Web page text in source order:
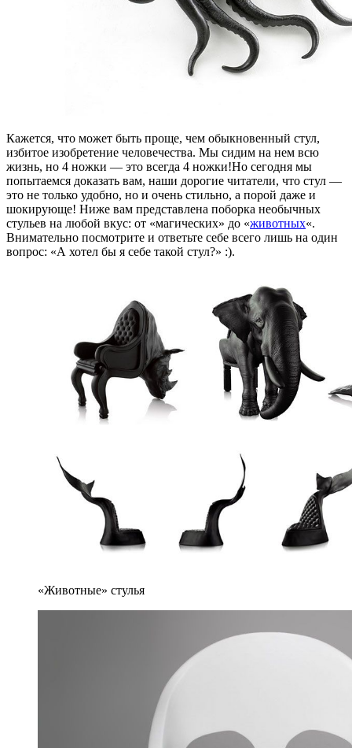
Кажется, что может быть проще, чем обыкновенный стул,
избитое изобретение человечества. Мы сидим на нем всю
жизнь, но 4 ножки — это всегда 4 ножки!Но сегодня мы
попытаемся доказать вам, наши дорогие читатели, что стул —
это не только удобно, но и очень стильно, а порой даже и
шокирующе! Ниже вам представлена поборка необычных
стульев на любой вкус: от «магических» до «животных«.
Внимательно посмотрите и ответьте себе всего лишь на один
вопрос: «А хотел бы я себе такой стул?» :).
«Животные» стулья